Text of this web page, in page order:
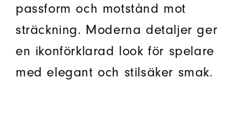
passform och motstånd mot
sträckning. Moderna detaljer ger
en ikonförklarad look för spelare
med elegant och stilsäker smak.